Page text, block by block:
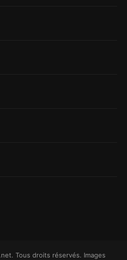
Tous droits réservés. Images